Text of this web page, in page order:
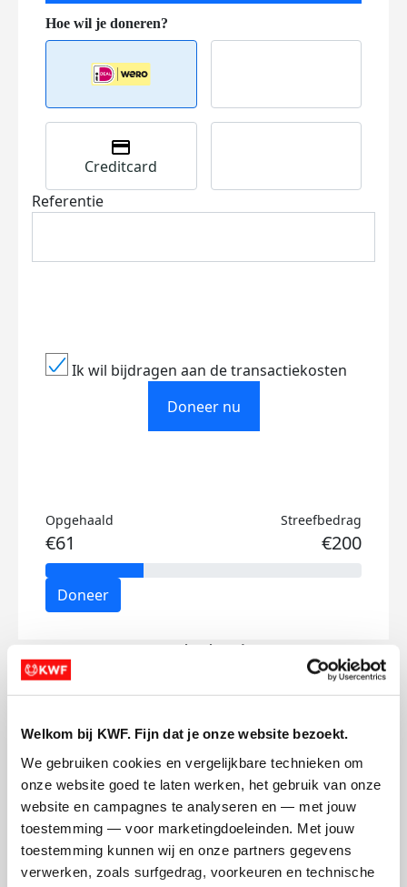
Welkom bij KWF. Fijn dat je onze website bezoekt.
We gebruiken cookies en vergelijkbare technieken om
onze website goed te laten werken, het gebruik van onze
website en campagnes te analyseren en — met jouw
toestemming — voor marketingdoeleinden. Met jouw
toestemming kunnen wij en onze partners gegevens
verwerken, zoals surfgedrag, voorkeuren en technische
Creditcard
Referentie
Ik wil bijdragen aan de transactiekosten
Doneer nu
Opgehaald
€61
Streefbedrag
€200
Doneer
Ryscal's badges